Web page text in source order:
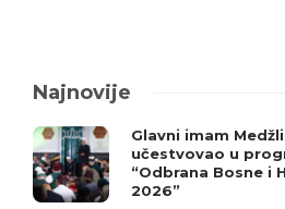
Najnovije
Glavni imam
učestvovao u
“Odbrana Bosne i
2026”